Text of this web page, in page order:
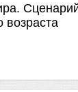
возраста